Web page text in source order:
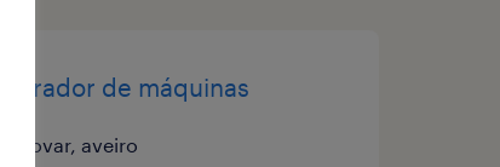
operador de máquinas
ovar, aveiro